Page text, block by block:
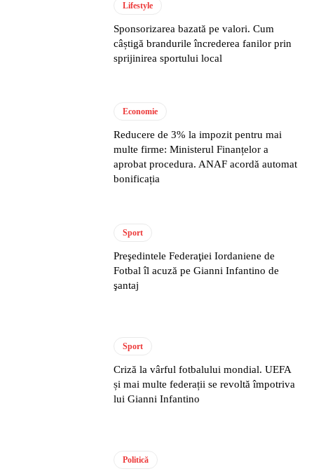
Lifestyle
Sponsorizarea bazată pe valori. Cum
câștigă brandurile încrederea fanilor prin
sprijinirea sportului local
Economie
Reducere de 3% la impozit pentru mai
multe firme: Ministerul Finanțelor a
aprobat procedura. ANAF acordă automat
bonificația
Sport
Preşedintele Federaţiei Iordaniene de
Fotbal îl acuză pe Gianni Infantino de
şantaj
Sport
Criză la vârful fotbalului mondial. UEFA
și mai multe federații se revoltă împotriva
lui Gianni Infantino
Politică